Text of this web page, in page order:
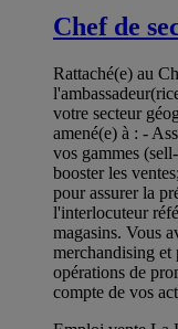
Chef de
Rattaché(e) au
votre secteur
amené(e) à : -
vos gammes
booster les
pour assurer la
l'interlocuteur
magasins. Vous
merchandising et
opérations de
compte de vos